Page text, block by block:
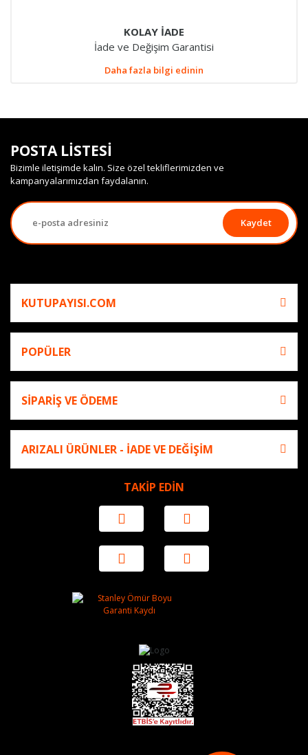
KOLAY İADE
İade ve Değişim Garantisi
Daha fazla bilgi edinin
POSTA LİSTESİ
Bizimle iletişimde kalın. Size özel tekliflerimizden ve
kampanyalarımızdan faydalanın.
Kaydet
KUTUPAYISI.COM
POPÜLER
SİPARİŞ VE ÖDEME
ARIZALI ÜRÜNLER - İADE VE DEĞİŞİM
TAKİP EDİN